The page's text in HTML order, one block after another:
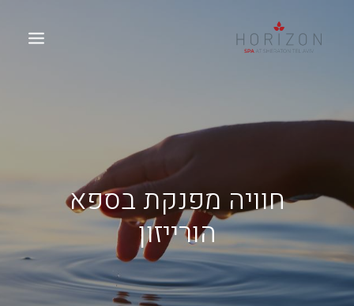
חוויה מפנקת בספא
הורייזון